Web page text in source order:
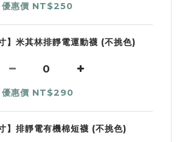
優惠價 NT$250
】米其林排靜電運動襪 (不挑色)
優惠價 NT$290
】排靜電有機棉短襪 (不挑色)